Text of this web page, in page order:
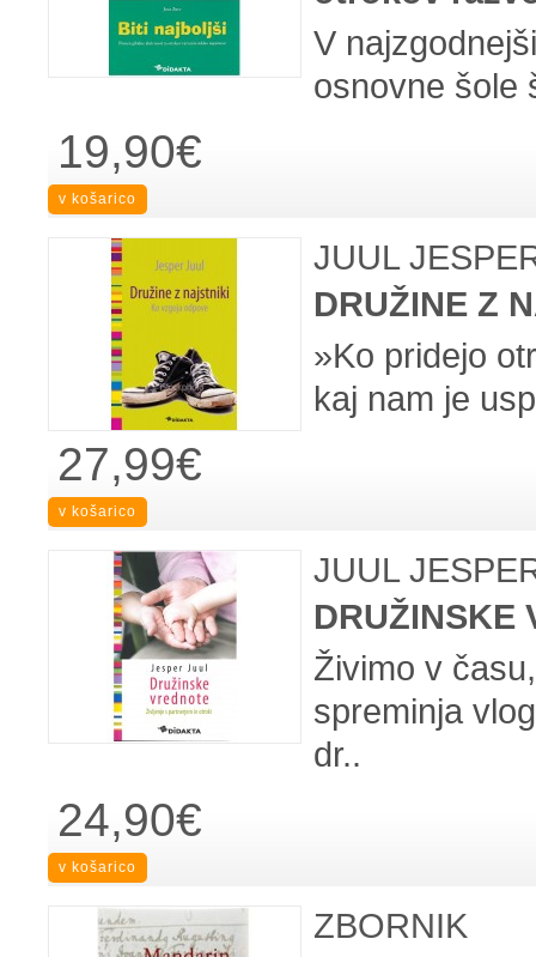
V
osnovne šole
19,90€
JUUL
DRUŽINE Z
»Ko pridejo
kaj nam je
27,99€
JUUL
DRUŽINSKE
Živimo v
spreminja
dr..
24,90€
ZBORNIK